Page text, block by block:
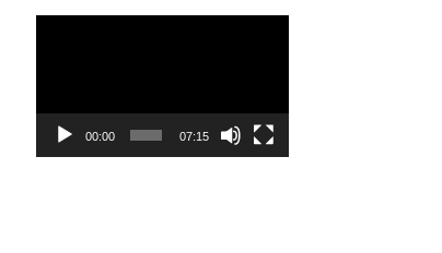
00:00 07:15